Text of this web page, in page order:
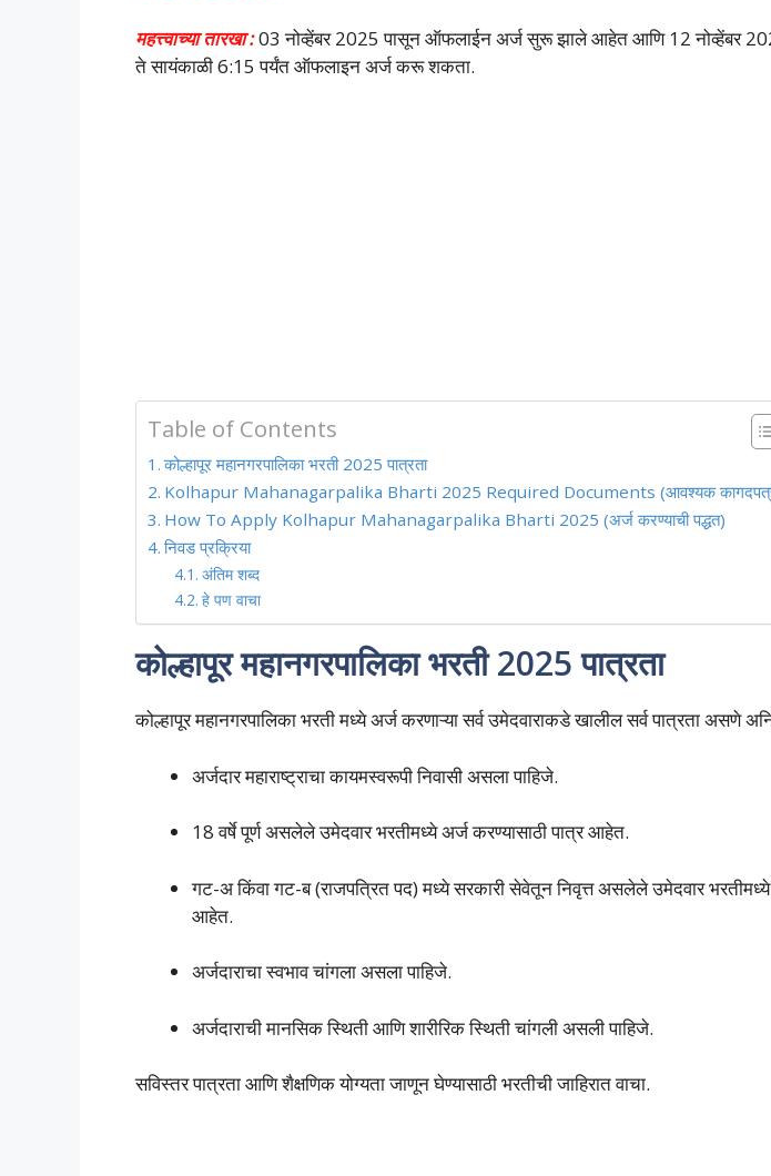
महत्त्वाच्या तारखा :03 नोव्हेंबर 2025 पासून ऑफलाईन अर्ज सुरू झाले आहेत आणि 12 नोव्हेंबर
ते सायंकाळी 6:15 पर्यंत ऑफलाइन अर्ज करू शकता.
Table of Contents
कोल्हापूर महानगरपालिका भरती 2025 पात्रता
Kolhapur Mahanagarpalika Bharti 2025 Required Documents (आवश्यक
How To Apply Kolhapur Mahanagarpalika Bharti 2025 (अर्ज करण्याची पद्धत)
निवड प्रक्रिया
अंतिम शब्द
हे पण वाचा
कोल्हापूर महानगरपालिका भरती 2025 पात्रता
कोल्हापूर महानगरपालिका भरती मध्ये अर्ज करणाऱ्या सर्व उमेदवाराकडे खालील सर्व पात्रता असणे
अर्जदार महाराष्ट्राचा कायमस्वरूपी निवासी असला पाहिजे.
18 वर्षे पूर्ण असलेले उमेदवार भरतीमध्ये अर्ज करण्यासाठी पात्र आहेत.
गट-अ किंवा गट-ब (राजपत्रित पद) मध्ये सरकारी सेवेतून निवृत्त असलेले उमेदवार भरतीमध्ये
आहेत.
अर्जदाराचा स्वभाव चांगला असला पाहिजे.
अर्जदाराची मानसिक स्थिती आणि शारीरिक स्थिती चांगली असली पाहिजे.
सविस्तर पात्रता आणि शैक्षणिक योग्यता जाणून घेण्यासाठी भरतीची जाहिरात वाचा.